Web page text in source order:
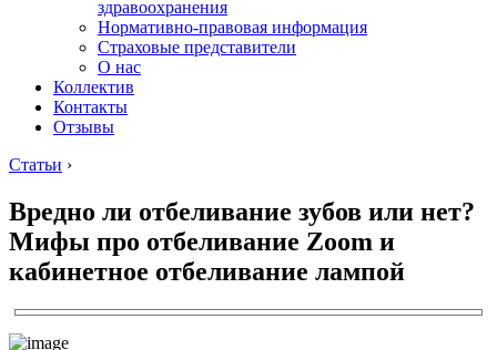
здравоохранения
Нормативно-правовая информация
Страховые представители
О нас
Коллектив
Контакты
Отзывы
Статьи ›
Вредно ли отбеливание зубов или нет?
Мифы про отбеливание Zoom и
кабинетное отбеливание лампой